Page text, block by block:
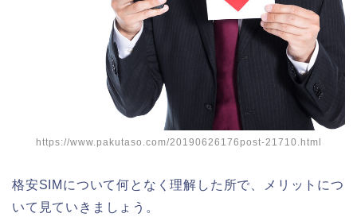
https://www.pakutaso.com/20190626176post-21710.html
格安SIMについて何となく理解した所で、メリットにつ
いて見ていきましょう。